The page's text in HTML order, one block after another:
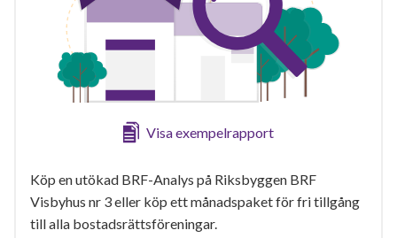
Visa exempelrapport
Köp en utökad BRF-Analys på Riksbyggen BRF
Visbyhus nr 3 eller köp ett månadspaket för fri tillgång
till alla bostadsrättsföreningar.